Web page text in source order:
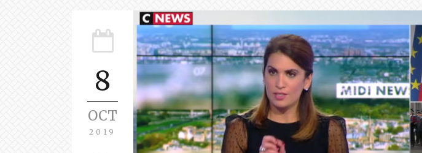
8
OCT
2019